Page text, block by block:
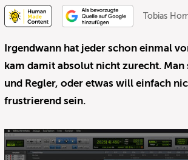
Tobias
Irgendwann hat jeder schon einmal
kam damit absolut nicht zurecht.
und Regler, oder etwas will einfach
frustrierend sein.